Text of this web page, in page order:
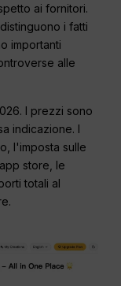
ai fornitori.
i fatti
importanti
alle
. I prezzi sono
indicazione. I
l'imposta sulle
store, le
totali al